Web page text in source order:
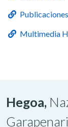
Multimedia
Hegoa,